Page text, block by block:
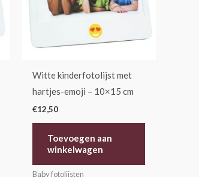
Witte kinderfotolijst met
hartjes-emoji – 10×15 cm
€12,50
Toevoegen aan
winkelwagen
Baby fotolijsten